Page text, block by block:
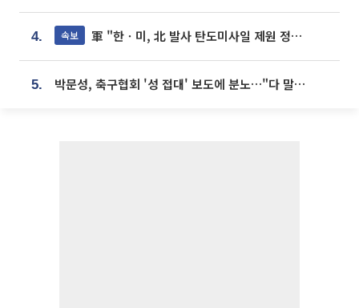
4. 속보 軍 "한ㆍ미, 北 발사 탄도미사일 제원 정밀분석 중"
5. 박문성, 축구협회 '성 접대' 보도에 분노…"다 말아먹으려고 작정했나"